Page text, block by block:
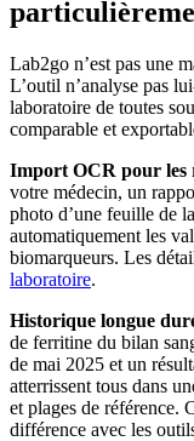
Lab2go n’est pas une
L’outil n’analyse pas
laboratoire de toutes
comparable et
Import OCR pour les
votre médecin, un
photo d’une feuille de
automatiquement les
biomarqueurs. Les
laboratoire.
Historique longue
de ferritine du bilan
de mai 2025 et un
atterrissent tous dans
et plages de référence.
différence avec les